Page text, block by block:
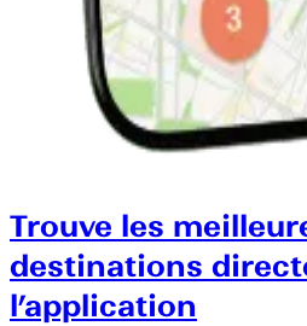
Trouve les
destinations
l’application